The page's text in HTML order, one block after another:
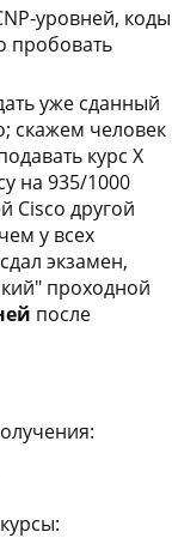
уровней, коды
пробовать
уже сданный
скажем человек
курс X
на 935/1000
Cisco другой
у всех
экзамен,
проходной
после